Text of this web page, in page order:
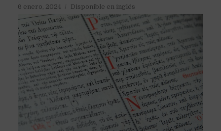
6 enero, 2024
Disponible en inglés